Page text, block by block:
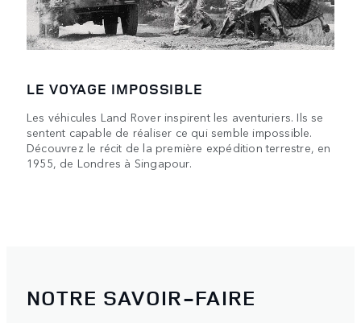
LE VOYAGE IMPOSSIBLE
Les véhicules Land Rover inspirent les aventuriers. Ils se
sentent capable de réaliser ce qui semble impossible.
Découvrez le récit de la première expédition terrestre, en
1955, de Londres à Singapour.
NOTRE SAVOIR-FAIRE